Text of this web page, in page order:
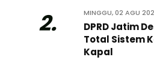
2. MINGGU, 02 AGU
DPRD Jatim
Total Sistem
Kapal